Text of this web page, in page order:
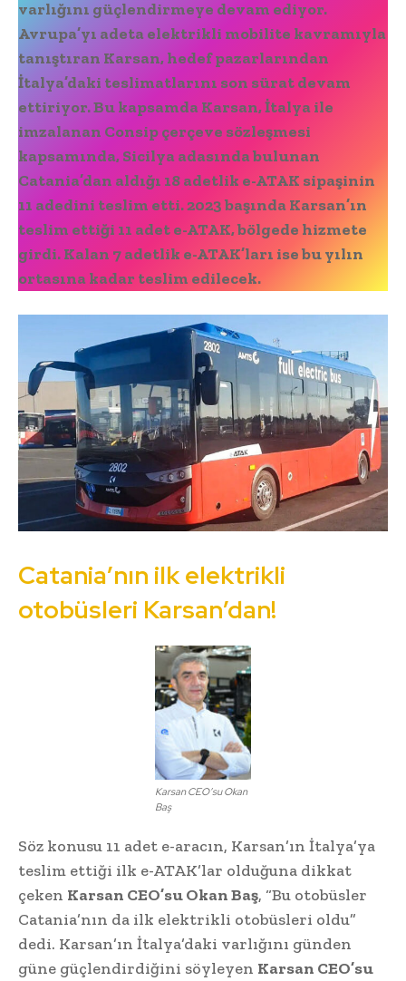
varlığını güçlendirmeye devam ediyor.
Avrupa’yı adeta elektrikli mobilite kavramıyla
tanıştıran Karsan, hedef pazarlarından
İtalya’daki teslimatlarını son sürat devam
ettiriyor. Bu kapsamda Karsan, İtalya ile
imzalanan Consip çerçeve sözleşmesi
kapsamında, Sicilya adasında bulunan
Catania’dan aldığı 18 adetlik e-ATAK sipaşinin
11 adedini teslim etti. 2023 başında Karsan’ın
teslim ettiği 11 adet e-ATAK, bölgede hizmete
girdi. Kalan 7 adetlik e-ATAK’ları ise bu yılın
ortasına kadar teslim edilecek.
Catania’nın ilk elektrikli
otobüsleri Karsan’dan!
Karsan CEO’su Okan
Baş
Söz konusu 11 adet e-aracın, Karsan’ın İtalya’ya
teslim ettiği ilk e-ATAK’lar olduğuna dikkat
çeken Karsan CEO’su Okan Baş, “Bu otobüsler
Catania’nın da ilk elektrikli otobüsleri oldu”
dedi. Karsan’ın İtalya’daki varlığını günden
güne güçlendirdiğini söyleyen Karsan CEO’su